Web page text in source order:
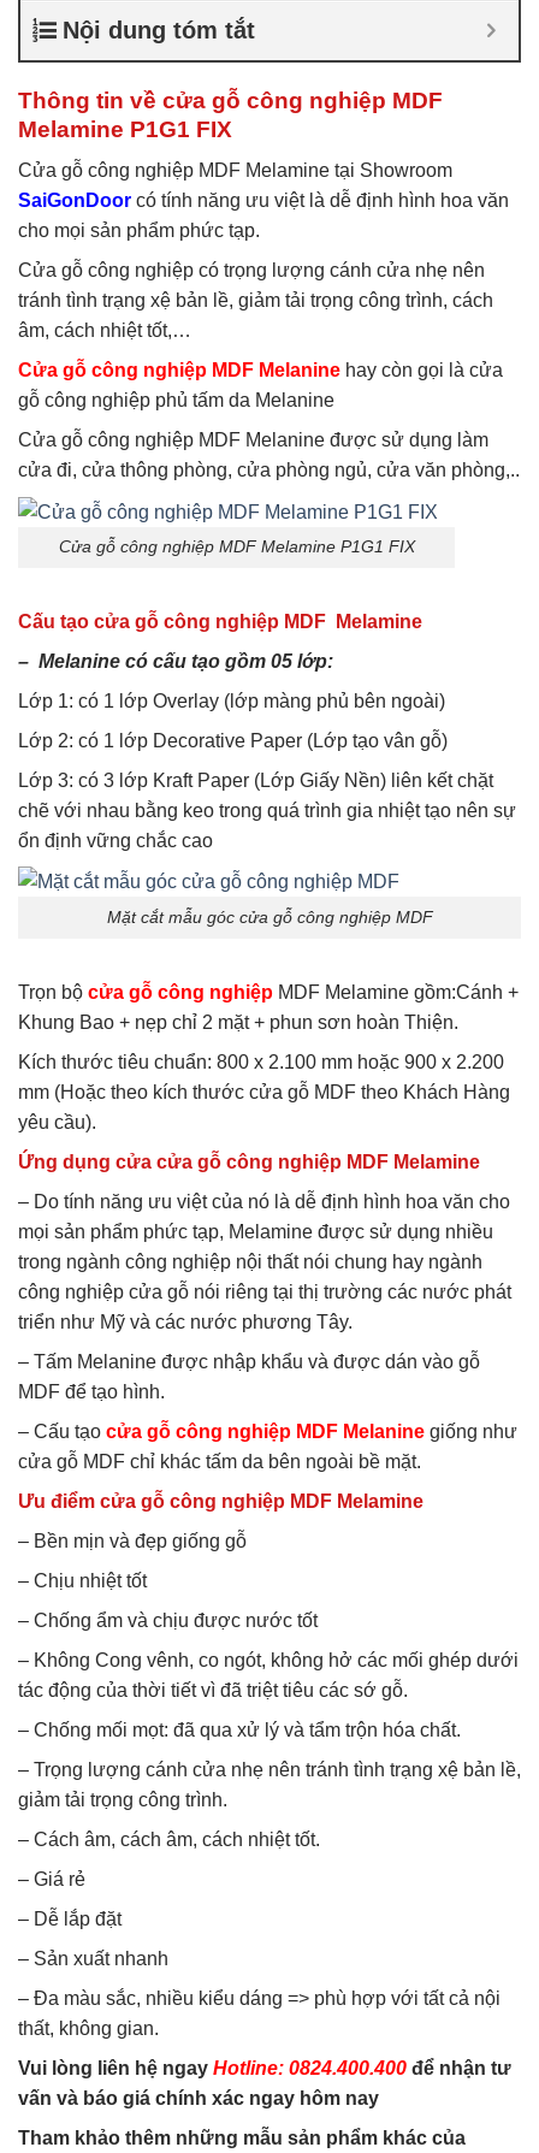
nghiệp chống ẩm
công nghiệp sơn trắng
gỗ MDF Laminate,Cửa gỗ
MDF Melamine
MDF phủ Melamine
Nội dung tóm tắt
Thông tin về cửa gỗ công nghiệp MDF
Melamine P1G1 FIX
Cửa gỗ công nghiệp MDF Melamine tại Showroom
SaiGonDoor có tính năng ưu việt là dễ định hình hoa văn
cho mọi sản phẩm phức tạp.
Cửa gỗ công nghiệp có trọng lượng cánh cửa nhẹ nên
tránh tình trạng xệ bản lề, giảm tải trọng công trình, cách
âm, cách nhiệt tốt,…
Cửa gỗ công nghiệp MDF Melanine hay còn gọi là cửa
gỗ công nghiệp phủ tấm da Melanine
Cửa gỗ công nghiệp MDF Melanine được sử dụng làm
cửa đi, cửa thông phòng, cửa phòng ngủ, cửa văn phòng,..
Cửa gỗ công nghiệp MDF Melamine P1G1 FIX
Cấu tạo cửa gỗ công nghiệp MDF Melamine
– Melanine có cấu tạo gồm 05 lớp:
Lớp 1: có 1 lớp Overlay (lớp màng phủ bên ngoài)
Lớp 2: có 1 lớp Decorative Paper (Lớp tạo vân gỗ)
Lớp 3: có 3 lớp Kraft Paper (Lớp Giấy Nền) liên kết chặt
chẽ với nhau bằng keo trong quá trình gia nhiệt tạo nên sự
ổn định vững chắc cao
Mặt cắt mẫu góc cửa gỗ công nghiệp MDF
Trọn bộ cửa gỗ công nghiệp MDF Melamine gồm:Cánh +
Khung Bao + nẹp chỉ 2 mặt + phun sơn hoàn Thiện.
Kích thước tiêu chuẩn: 800 x 2.100 mm hoặc 900 x 2.200
mm (Hoặc theo kích thước cửa gỗ MDF theo Khách Hàng
yêu cầu).
Ứng dụng cửa cửa gỗ công nghiệp MDF Melamine
– Do tính năng ưu việt của nó là dễ định hình hoa văn cho
mọi sản phẩm phức tạp, Melamine được sử dụng nhiều
trong ngành công nghiệp nội thất nói chung hay ngành
công nghiệp cửa gỗ nói riêng tại thị trường các nước phát
triển như Mỹ và các nước phương Tây.
– Tấm Melanine được nhập khẩu và được dán vào gỗ
MDF để tạo hình.
– Cấu tạo cửa gỗ công nghiệp MDF Melanine giống như
cửa gỗ MDF chỉ khác tấm da bên ngoài bề mặt.
Ưu điểm cửa gỗ công nghiệp MDF Melamine
– Bền mịn và đẹp giống gỗ
– Chịu nhiệt tốt
– Chống ẩm và chịu được nước tốt
– Không Cong vênh, co ngót, không hở các mối ghép dưới
tác động của thời tiết vì đã triệt tiêu các sớ gỗ.
– Chống mối mọt: đã qua xử lý và tẩm trộn hóa chất.
– Trọng lượng cánh cửa nhẹ nên tránh tình trạng xệ bản lề,
giảm tải trọng công trình.
– Cách âm, cách âm, cách nhiệt tốt.
– Giá rẻ
– Dễ lắp đặt
– Sản xuất nhanh
– Đa màu sắc, nhiều kiểu dáng => phù hợp với tất cả nội
thất, không gian.
Vui lòng liên hệ ngay Hotline: 0824.400.400 để nhận tư
vấn và báo giá chính xác ngay hôm nay
Tham khảo thêm những mẫu sản phẩm khác của